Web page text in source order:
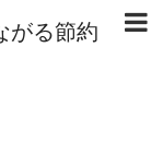
がる節約